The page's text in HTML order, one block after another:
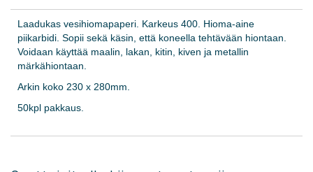
Laadukas vesihiomapaperi. Karkeus 400. Hioma-aine
piikarbidi. Sopii sekä käsin, että koneella tehtävään hiontaan.
Voidaan käyttää maalin, lakan, kitin, kiven ja metallin
märkähiontaan.
Arkin koko 230 x 280mm.
50kpl pakkaus.